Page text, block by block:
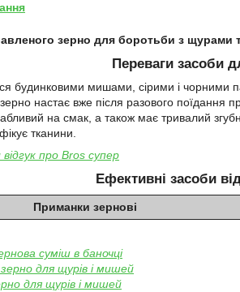
зерно для боротьби з щурами
Переваги засоби
будинковими мишами, сірими і чорними
настає вже після разового поїдання
на смак, а також має тривалий
тканини.
про Bros супер
Ефективні засоби
Приманки зернові
суміш в баночці
для щурів і мишей
для щурів і мишей